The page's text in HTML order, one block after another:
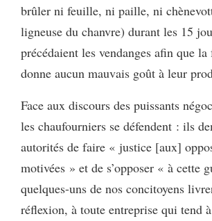
brûler ni feuille, ni paille, ni
ligneuse du chanvre) durant les 15
précédaient les vendanges afin que la
donne aucun mauvais goût à leur
Face aux discours des puissants
les chaufourniers se défendent : ils
autorités de faire « justice [aux]
motivées » et de s’opposer « à cette
quelques-uns de nos concitoyens
réflexion, à toute entreprise qui tend